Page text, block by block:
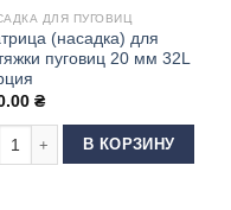
пресса под китайские
ДЛЯ ПУГОВИЦ
(насадка) для
пуговиц 20 мм 32L
₴
товара Матрица
В КОРЗИНУ